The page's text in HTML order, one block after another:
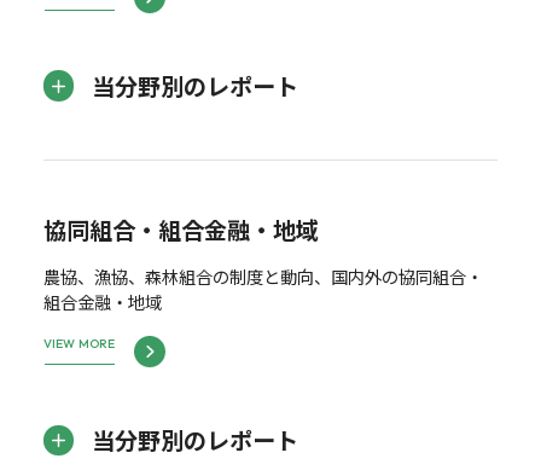
当分野別のレポート
協同組合・組合金融・地域
農協、漁協、森林組合の制度と動向、国内外の協同組合・
組合金融・地域
VIEW MORE
当分野別のレポート